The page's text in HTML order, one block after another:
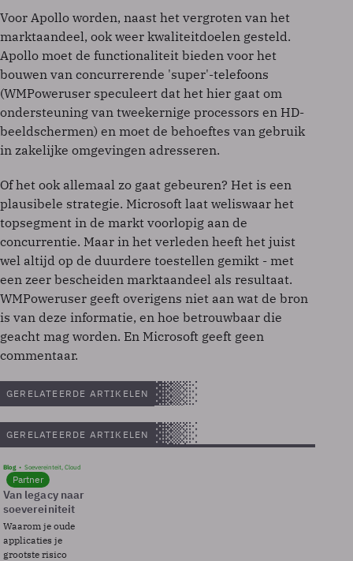
Voor Apollo worden, naast het vergroten van het
marktaandeel, ook weer kwaliteitdoelen gesteld.
Apollo moet de functionaliteit bieden voor het
bouwen van concurrerende 'super'-telefoons
(WMPoweruser speculeert dat het hier gaat om
ondersteuning van tweekernige processors en HD-
beeldschermen) en moet de behoeftes van gebruik
in zakelijke omgevingen adresseren.
Of het ook allemaal zo gaat gebeuren? Het is een
plausibele strategie. Microsoft laat weliswaar het
topsegment in de markt voorlopig aan de
concurrentie. Maar in het verleden heeft het juist
wel altijd op de duurdere toestellen gemikt - met
een zeer bescheiden marktaandeel als resultaat.
WMPoweruser geeft overigens niet aan wat de bron
is van deze informatie, en hoe betrouwbaar die
geacht mag worden. En Microsoft geeft geen
commentaar.
GERELATEERDE ARTIKELEN
GERELATEERDE ARTIKELEN
Blog Soevereinteit, Cloud
Partner
Van legacy naar
soevereiniteit
Waarom je oude
applicaties je
grootste risico